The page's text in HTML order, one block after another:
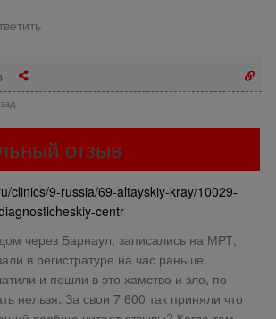
отзыв
clinics/9-russia/69-altayskiy-kray/10029-
centr
через Барнаул, записались на МРТ,
в регистратуре на час раньше
и пошли в это хамство и зло, по
нельзя. За свои 7 600 так приняли что